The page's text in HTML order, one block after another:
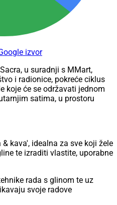
izvor
u suradnji s MMart,
i radionice, pokreće ciklus
koje će se održavati jednom
satima, u prostoru
kava', idealna za sve koji žele
te izraditi vlastite, uporabne
rada s glinom te uz
svoje radove